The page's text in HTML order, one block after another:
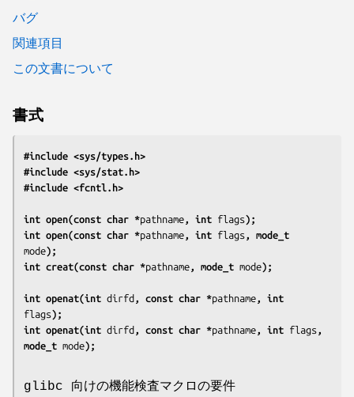
バグ
関連項目
この文書について
書式
#include <sys/types.h>
#include <sys/stat.h>
#include <fcntl.h>
int open(const char *pathname , int flags);
int open(const char *pathname , int flags
mode);
int creat(const char *pathname , mode_t mode);
int openat(int dirfd , const char *pathname
flags);
int openat(int dirfd , const char *pathname , int flags ,
mode_t mode);
glibc 向けの機能検査マクロの要件